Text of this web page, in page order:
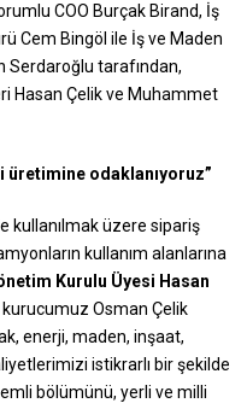
COO Burçak Birand, İş
Cem Bingöl ile İş ve Maden
Serdaroğlu tarafından,
Hasan Çelik ve Muhammet
üretimine odaklanıyoruz”
kullanılmak üzere sipariş
kullanım alanlarına
Kurulu Üyesi Hasan
kurucumuz Osman Çelik
enerji, maden, inşaat,
istikrarlı bir şekilde
bölümünü, yerli ve milli